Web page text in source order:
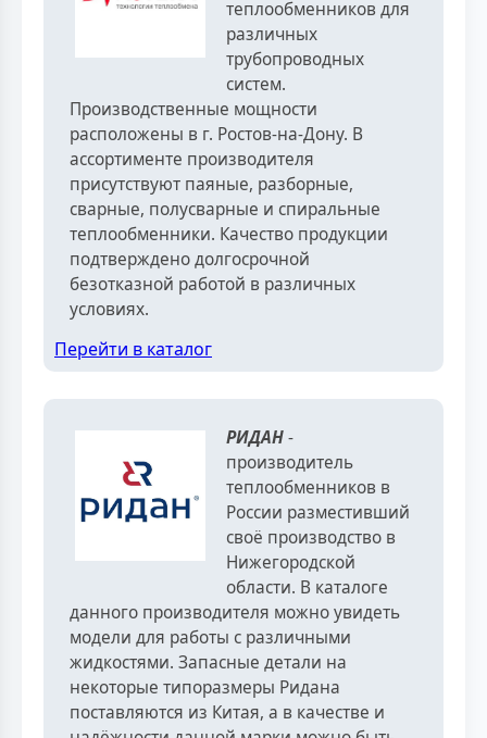
теплообменников для
различных
трубопроводных
систем.
Производственные мощности
расположены в г. Ростов-на-Дону. В
ассортименте производителя
присутствуют паяные, разборные,
сварные, полусварные и спиральные
теплообменники. Качество продукции
подтверждено долгосрочной
безотказной работой в различных
условиях.
Перейти в каталог
РИДАН-
производитель
теплообменников в
России разместивший
своё производство в
Нижегородской
области. В каталоге
данного производителя можно увидеть
модели для работы с различными
жидкостями. Запасные детали на
некоторые типоразмеры Ридана
поставляются из Китая, а в качестве и